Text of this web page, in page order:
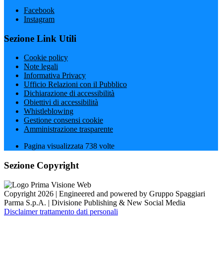
Facebook
Instagram
Sezione Link Utili
Cookie policy
Note legali
Informativa Privacy
Ufficio Relazioni con il Pubblico
Dichiarazione di accessibilità
Obiettivi di accessibilità
Whistleblowing
Gestione consensi cookie
Amministrazione trasparente
Pagina visualizzata 738 volte
Sezione Copyright
Copyright 2026 | Engineered and powered by Gruppo Spaggiari
Parma S.p.A. | Divisione Publishing & New Social Media
Disclaimer trattamento dati personali